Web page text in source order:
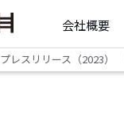
会社概要
プレスリリース（2023）